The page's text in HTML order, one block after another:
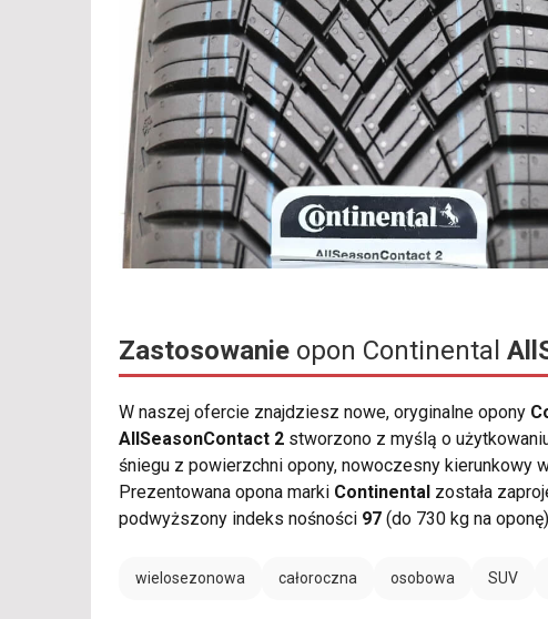
Zastosowanie opon Continental
W naszej ofercie znajdziesz nowe, oryginalne opony
AllSeasonContact 2 stworzono z myślą o
śniegu z powierzchni opony, nowoczesny kierunkowy
Prezentowana opona marki Continental została
podwyższony indeks nośności 97 (do 730 kg na
wielosezonowa całoroczna osobowa SUV